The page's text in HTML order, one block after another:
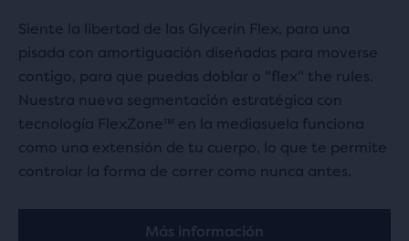
Siente la libertad de las Glycerin Flex, para una
pisada con amortiguación diseñadas para moverse
contigo, para que puedas doblar o "flex" the rules.
Nuestra nueva segmentación estratégica con
tecnología FlexZone™ en la mediasuela funciona
como una extensión de tu cuerpo, lo que te permite
controlar la forma de correr como nunca antes.
Más información